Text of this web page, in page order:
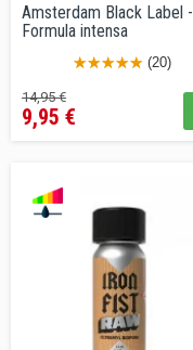
Amsterdam Black Label -
Formula intensa
(20)
Prezzo
base
14,95 €Prezzo
9,95 €